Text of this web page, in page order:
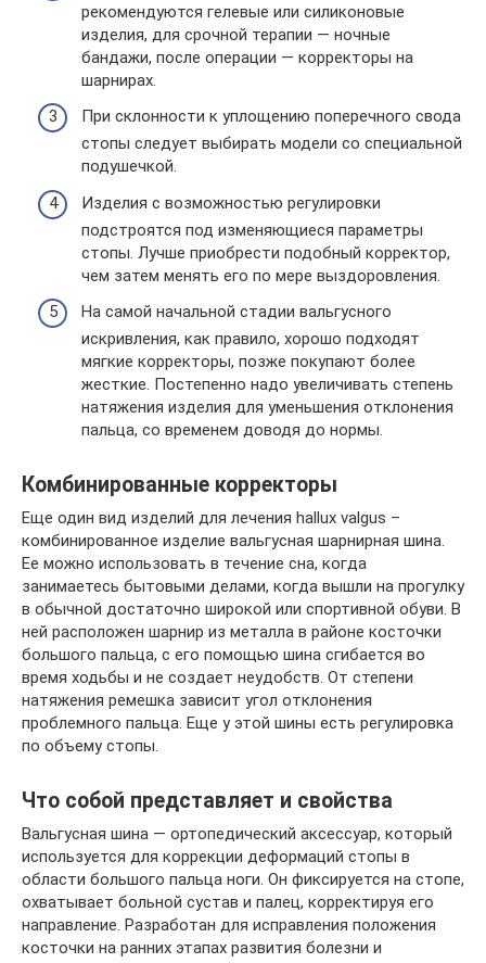
рекомендуются гелевые или силиконовые
изделия, для срочной терапии — ночные
бандажи, после операции — корректоры на
шарнирах.
При склонности к уплощению поперечного свода
стопы следует выбирать модели со специальной
подушечкой.
Изделия с возможностью регулировки
подстроятся под изменяющиеся параметры
стопы. Лучше приобрести подобный корректор,
чем затем менять его по мере выздоровления.
На самой начальной стадии вальгусного
искривления, как правило, хорошо подходят
мягкие корректоры, позже покупают более
жесткие. Постепенно надо увеличивать степень
натяжения изделия для уменьшения отклонения
пальца, со временем доводя до нормы.
Комбинированные корректоры
Еще один вид изделий для лечения hallux valgus –
комбинированное изделие вальгусная шарнирная шина.
Ее можно использовать в течение сна, когда
занимаетесь бытовыми делами, когда вышли на прогулку
в обычной достаточно широкой или спортивной обуви. В
ней расположен шарнир из металла в районе косточки
большого пальца, с его помощью шина сгибается во
время ходьбы и не создает неудобств. От степени
натяжения ремешка зависит угол отклонения
проблемного пальца. Еще у этой шины есть регулировка
по объему стопы.
Что собой представляет и свойства
Вальгусная шина — ортопедический аксессуар, который
используется для коррекции деформаций стопы в
области большого пальца ноги. Он фиксируется на стопе,
охватывает больной сустав и палец, корректируя его
направление. Разработан для исправления положения
косточки на ранних этапах развития болезни и